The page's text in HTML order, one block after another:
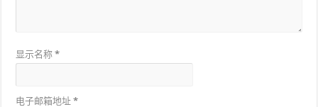
显示名称*
电子邮箱地址*